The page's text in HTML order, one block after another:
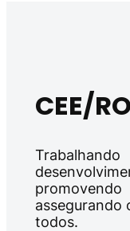
CEE/RO
assegurando
todos.